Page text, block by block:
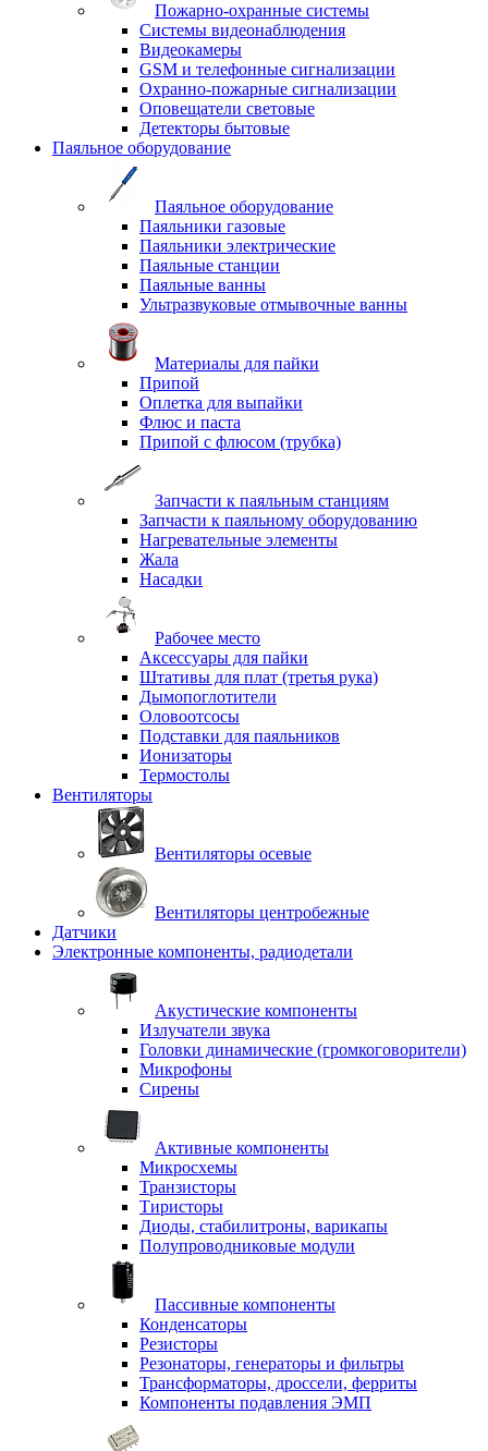
Пожарно-охранные системы
Системы видеонаблюдения
Видеокамеры
GSM и телефонные сигнализации
Охранно-пожарные сигнализации
Оповещатели световые
Детекторы бытовые
Паяльное оборудование
Паяльное оборудование
Паяльники газовые
Паяльники электрические
Паяльные станции
Паяльные ванны
Ультразвуковые отмывочные ванны
Материалы для пайки
Припой
Оплетка для выпайки
Флюс и паста
Припой с флюсом (трубка)
Запчасти к паяльным станциям
Запчасти к паяльному оборудованию
Нагревательные элементы
Жала
Насадки
Рабочее место
Аксессуары для пайки
Штативы для плат (третья рука)
Дымопоглотители
Оловоотсосы
Подставки для паяльников
Ионизаторы
Термостолы
Вентиляторы
Вентиляторы осевые
Вентиляторы центробежные
Датчики
Электронные компоненты, радиодетали
Акустические компоненты
Излучатели звука
Головки динамические (громкоговорители)
Микрофоны
Сирены
Активные компоненты
Микросхемы
Транзисторы
Тиристоры
Диоды, стабилитроны, варикапы
Полупроводниковые модули
Пассивные компоненты
Конденсаторы
Резисторы
Резонаторы, генераторы и фильтры
Трансформаторы, дроссели, ферриты
Компоненты подавления ЭМП